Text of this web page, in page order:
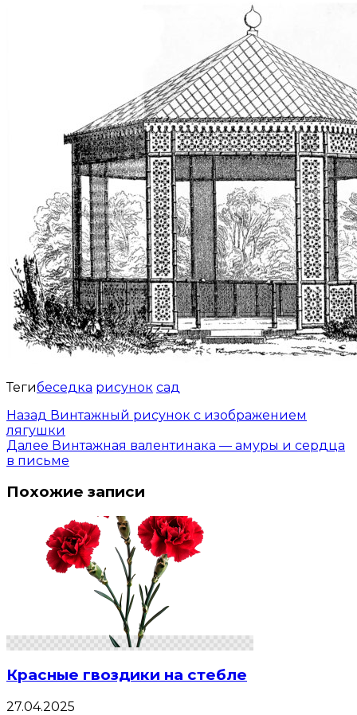
Тегибеседка рисунок сад
Назад Винтажный рисунок с изображением
лягушки
Далее Винтажная валентинака — амуры и сердца
в письме
Похожие записи
Красные гвоздики на стебле
27.04.2025